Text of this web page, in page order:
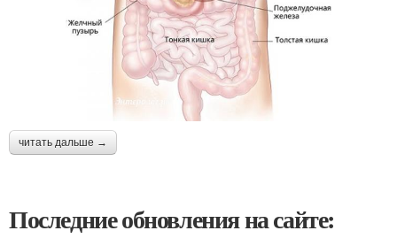
читать дальше →
Последние обновления на сайте: